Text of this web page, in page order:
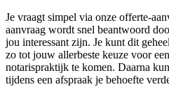
Je vraagt simpel via onze offerte-
aanvraag wordt snel beantwoord
jou interessant zijn. Je kunt dit
zo tot jouw allerbeste keuze voor
notarispraktijk te komen. Daarna
tijdens een afspraak je behoefte